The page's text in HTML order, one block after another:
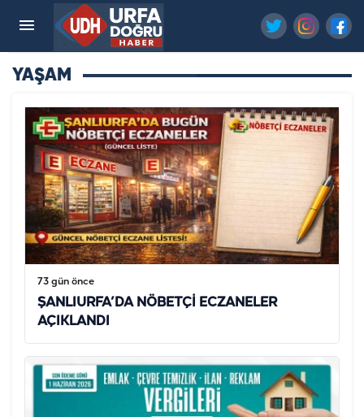
YAŞAM
73 gün önce
ŞANLIURFA’DA NÖBETÇİ ECZANELER
AÇIKLANDI